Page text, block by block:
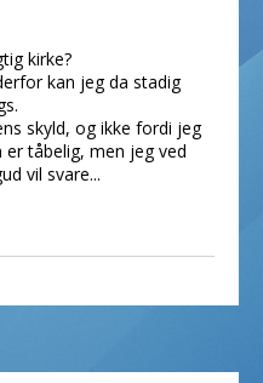
kirke?
kan jeg da stadig
skyld, og ikke fordi jeg
er tåbelig, men jeg ved
vil svare...